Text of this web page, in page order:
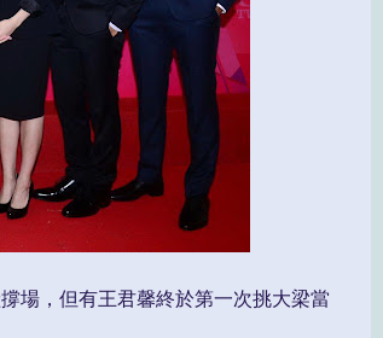
場，但有王君馨終於第一次挑大梁當